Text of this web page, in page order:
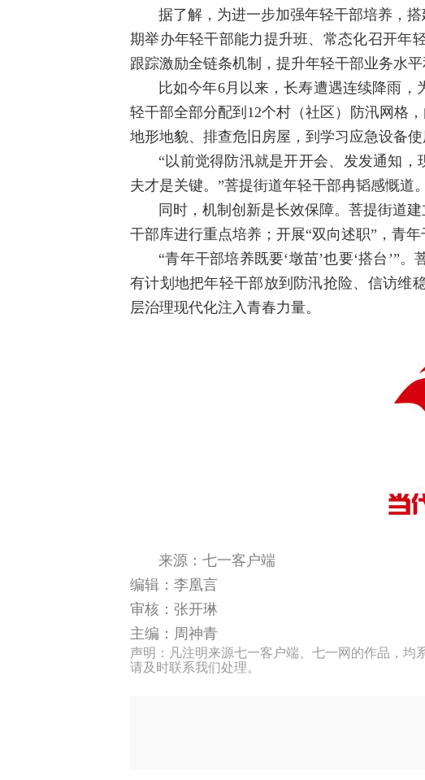
据了解，为进一步加强年轻干部培养，
期举办年轻干部能力提升班、常态化召开年
跟踪激励全链条机制，提升年轻干部业务水平
比如今年6月以来，长寿遭遇连续降雨
轻干部全部分配到12个村（社区）防汛网格
地形地貌、排查危旧房屋，到学习应急设备
“以前觉得防汛就是开开会、发发通知
夫才是关键。”菩提街道年轻干部冉韬感慨道
同时，机制创新是长效保障。菩提街道
干部库进行重点培养；开展“双向述职”，青
“青年干部培养既要‘墩苗’也要‘搭台’”
有计划地把年轻干部放到防汛抢险、信访维
层治理现代化注入青春力量。
来源：七一客户端
编辑：李凰言
审核：张开琳
主编：周神青
声明：凡注明来源七一客户端、七一网的作品，均
请及时联系我们处理。